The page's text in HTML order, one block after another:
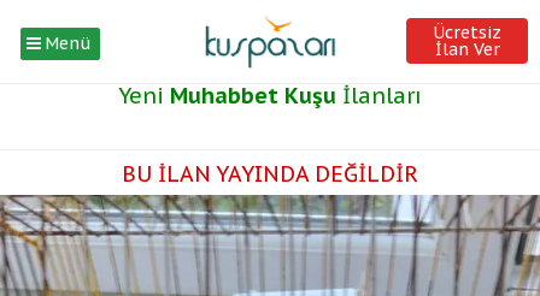
Menü Ücretsiz
İlan Ver
Yeni Muhabbet Kuşu İlanları
BU İLAN YAYINDA DEĞİLDİR